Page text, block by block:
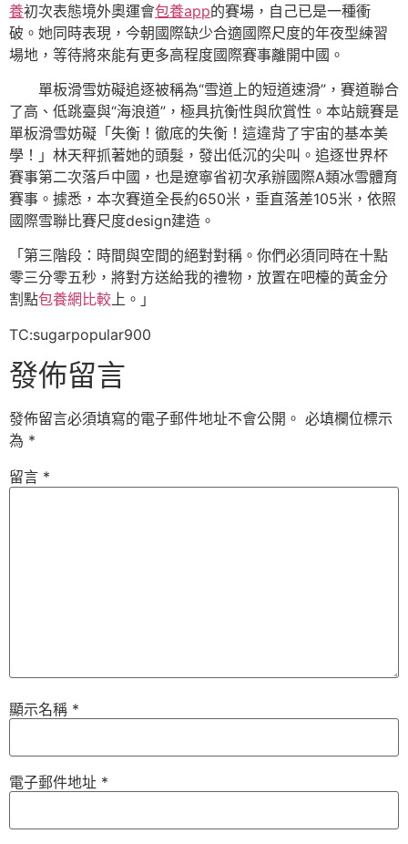
養初次表態境外奧運會包養app的賽場，自己已是一種衝
破。她同時表現，今朝國際缺少合適國際尺度的年夜型練習
場地，等待將來能有更多高程度國際賽事離開中國。
單板滑雪妨礙追逐被稱為“雪道上的短道速滑”，賽道聯合
了高、低跳臺與“海浪道”，極具抗衡性與欣賞性。本站競賽是
單板滑雪妨礙「失衡！徹底的失衡！這違背了宇宙的基本美
學！」林天秤抓著她的頭髮，發出低沉的尖叫。追逐世界杯
賽事第二次落戶中國，也是遼寧省初次承辦國際A類冰雪體育
賽事。據悉，本次賽道全長約650米，垂直落差105米，依照
國際雪聯比賽尺度design建造。
「第三階段：時間與空間的絕對對稱。你們必須同時在十點
零三分零五秒，將對方送給我的禮物，放置在吧檯的黃金分
割點包養網比較上。」
TC:sugarpopular900
發佈留言
發佈留言必須填寫的電子郵件地址不會公開。 必填欄位標示
為 *
留言 *
顯示名稱 *
電子郵件地址 *